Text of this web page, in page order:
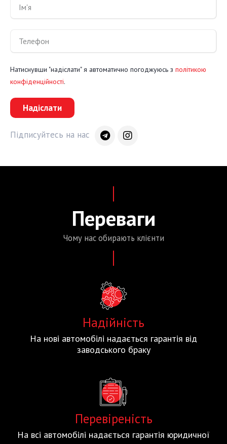
Натиснувши "надіслати" я автоматично погоджуюсь з політикою
конфіденційності.
Надіслати
Підписуйтесь на нас
Переваги
Чому насобирають клієнти
Надійність
На нові автомобілі надається гарантія від
заводського браку
Перевіреність
На всі автомобілі надається гарантія юридичної